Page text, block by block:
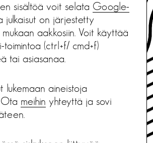
sisältöä voit selata Google-
julkaisut on järjestetty
aakkosiin. Voit käyttää
toimintoa (ctrl+f/ cmd+f)
tai asiasanaa.
lukemaan aineistoja
Ota meihin yhteyttä ja sovi